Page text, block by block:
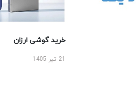
خرید گوشی ارزان